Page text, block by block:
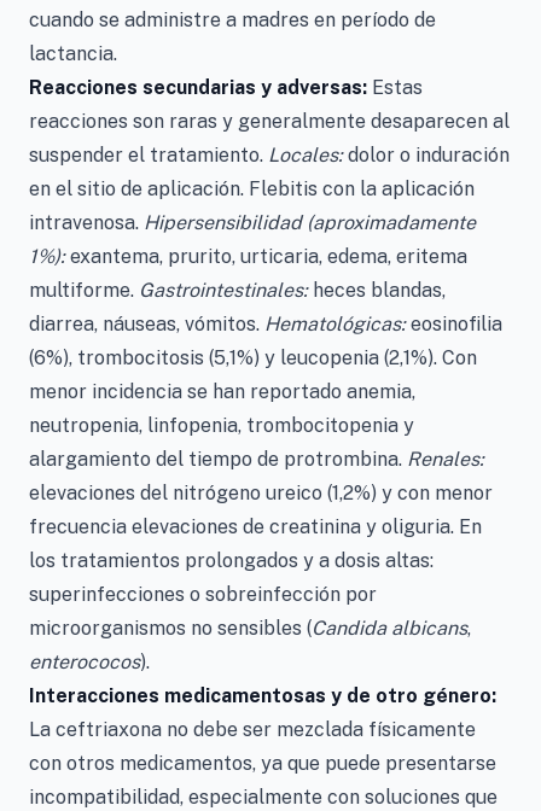
cuando se administre a madres en período de
lactancia.
Reacciones secundarias y adversas: Estas
reacciones son raras y generalmente desaparecen al
suspender el tratamiento. Locales:dolor o induración
en el sitio de aplicación. Flebitis con la aplicación
intravenosa. Hipersensibilidad (aproximadamente
1%):exantema, prurito, urticaria, edema, eritema
multiforme. Gastrointestinales:heces blandas,
diarrea, náuseas, vómitos. Hematológicas:eosinofilia
(6%), trombocitosis (5,1%) y leucopenia (2,1%). Con
menor incidencia se han reportado anemia,
neutropenia, linfopenia, trombocitopenia y
alargamiento del tiempo de protrombina. Renales:
elevaciones del nitrógeno ureico (1,2%) y con menor
frecuencia elevaciones de creatinina y oliguria. En
los tratamientos prolongados y a dosis altas:
superinfecciones o sobreinfección por
microorganismos no sensibles (Candida albicans,
enterococos).
Interacciones medicamentosas y de otro género:
La ceftriaxona no debe ser mezclada físicamente
con otros medicamentos, ya que puede presentarse
incompatibilidad, especialmente con soluciones que